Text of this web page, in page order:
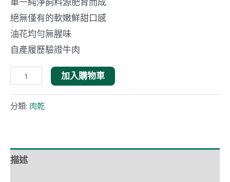
單一純淨飼料源肥育而成
絕無僅有的軟嫩鮮甜口感
油花均勻無腥味
自產履歷驗證牛肉
【良
牧
品
加入購物車
分類: 肉乾
描述